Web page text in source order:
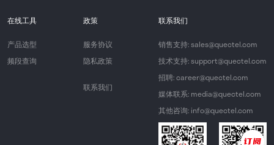
在线工具
产品选型
频段查询
政策
服务协议
隐私政策
联系我们
联系我们
销售支持: sales@quectel.com
技术支持: support@quectel.com
招聘: career@quectel.com
媒体联系: media@quectel.com
其他咨询: info@quectel.com